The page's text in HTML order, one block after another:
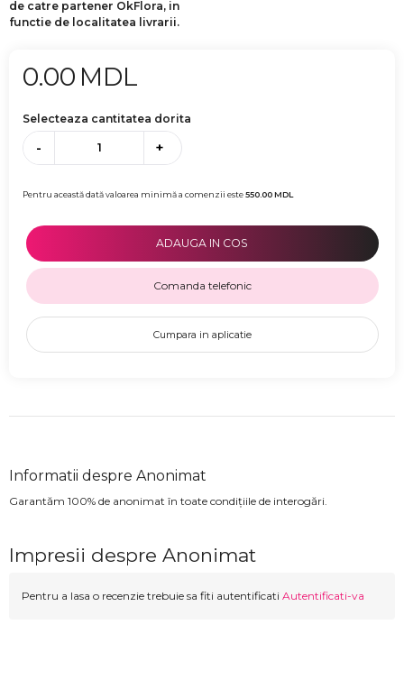
de catre partener OkFlora, in
functie de localitatea livrarii.
0.00 MDL
Selecteaza cantitatea dorita
- +
Pentru această dată valoarea minimă a comenzii este550.00MDL
ADAUGA IN COS
Comanda telefonic
Cumpara in aplicatie
Informatii despre Anonimat
Garantăm 100% de anonimat în toate condițiile de interogări.
Impresii despre Anonimat
Pentru a lasa o recenzie trebuie sa fiti autentificati Autentificati-va